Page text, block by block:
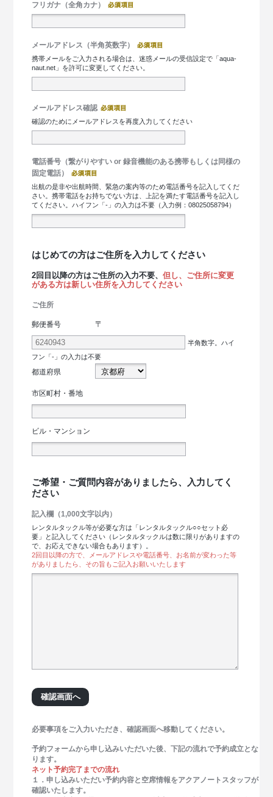
フリガナ（全角カナ）
メールアドレス（半角英数字）
携帯メールをご入力される場合は、迷惑メールの受信設定で「aqua-
naut.net」を許可に変更してください。
メールアドレス確認
確認のためにメールアドレスを再度入力してください
電話番号（繋がりやすい or 録音機能のある携帯もしくは同様の
固定電話）
出航の是非や出航時間、緊急の案内等のため電話番号を記入してくだ
さい。携帯電話をお持ちでない方は、上記を満たす電話番号を記入し
てください。ハイフン「-」の入力は不要（入力例：08025058794）
はじめての方はご住所を入力してください
2回目以降の方はご住所の入力不要、但し、ご住所に変更
がある方は新しい住所を入力してください
ご住所
郵便番号 〒
半角数字。ハイ
フン「-」の入力は不要
都道府県
市区町村・番地
ビル・マンション
ご希望・ご質問内容がありましたら、入力してく
ださい
記入欄（1,000文字以内）
レンタルタックル等が必要な方は「レンタルタックル○○セット必
要」と記入してください（レンタルタックルは数に限りがありますの
で、お応えできない場合もあります）。
2回目以降の方で、メールアドレスや電話番号、お名前が変わった等
がありましたら、その旨もご記入お願いいたします
必要事項をご入力いただき、確認画面へ移動してください。
予約フォームから申し込みいただいた後、下記の流れで予約成立とな
ります。
ネット予約完了までの流れ
１．申し込みいただい予約内容と空席情報をアクアノートスタッフが
確認いたします。